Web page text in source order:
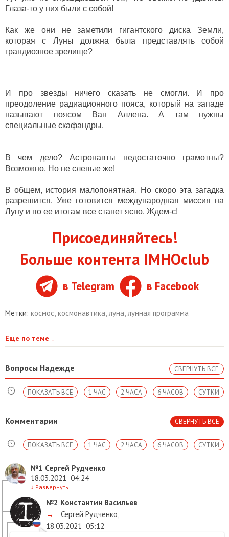
Глаза-то у них были с собой!
Как же они не заметили гигантского диска Земли,
которая с Луны должна была представлять собой
грандиозное зрелище?
И про звезды ничего сказать не смогли. И про
преодоление радиационного пояса, который на западе
называют поясом Ван Аллена. А там нужны
специальные скафандры.
В чем дело? Астронавты недостаточно грамотны?
Возможно. Но не слепые же!
В общем, история малопонятная. Но скоро эта загадка
разрешится. Уже готовится международная миссия на
Луну и по ее итогам все станет ясно. Ждем-с!
Присоединяйтесь!
Больше контента IMHOclub
в Telegram в Facebook
Метки: космос,космонавтика,луна,лунная программа
Еще по теме ↓
Вопросы Надежде СВЕРНУТЬ ВСЕ
СУТКИ
6 ЧАСОВ
2 ЧАСА
1 ЧАС
ПОКАЗАТЬ ВСЕ
Комментарии СВЕРНУТЬ ВСЕ
СУТКИ
6 ЧАСОВ
2 ЧАСА
1 ЧАС
ПОКАЗАТЬ ВСЕ
№1 Сергей Рудченко
18.03.2021 04:24
↓ Развернуть
№2 Константин Васильев
→
Сергей Рудченко,
18.03.2021 05:12